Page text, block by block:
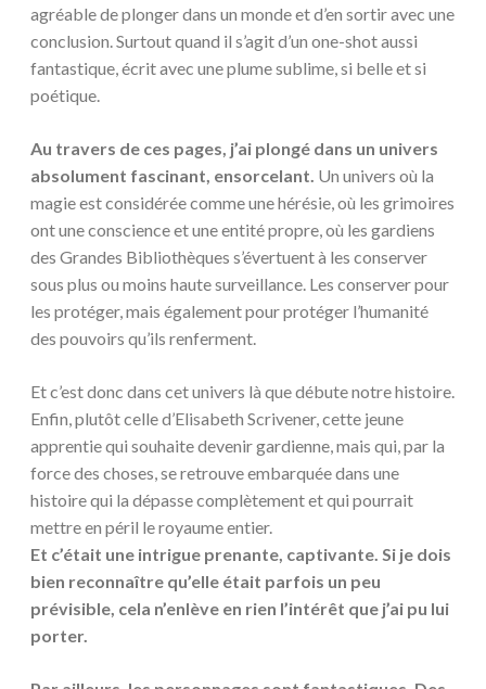
agréable de plonger dans un monde et d’en sortir avec une
conclusion. Surtout quand il s’agit d’un one-shot aussi
fantastique, écrit avec une plume sublime, si belle et si
poétique.
Au travers de ces pages, j’ai plongé dans un univers
absolument fascinant, ensorcelant. Un univers où la
magie est considérée comme une hérésie, où les grimoires
ont une conscience et une entité propre, où les gardiens
des Grandes Bibliothèques s’évertuent à les conserver
sous plus ou moins haute surveillance. Les conserver pour
les protéger, mais également pour protéger l’humanité
des pouvoirs qu’ils renferment.
Et c’est donc dans cet univers là que débute notre histoire.
Enfin, plutôt celle d’Elisabeth Scrivener, cette jeune
apprentie qui souhaite devenir gardienne, mais qui, par la
force des choses, se retrouve embarquée dans une
histoire qui la dépasse complètement et qui pourrait
mettre en péril le royaume entier.
Et c’était une intrigue prenante, captivante. Si je dois
bien reconnaître qu’elle était parfois un peu
prévisible, cela n’enlève en rien l’intérêt que j’ai pu lui
porter.